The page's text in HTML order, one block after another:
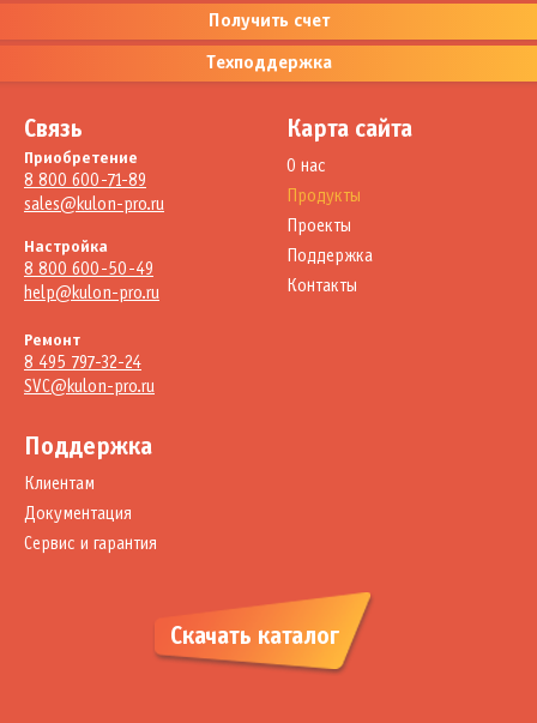
Получить счет
Техподдержка
Связь
Приобретение
8 800 600-71-89
sales@kulon-pro.ru
Настройка
8 800 600-50-49
help@kulon-pro.ru
Ремонт
8 495 797-32-24
SVC@kulon-pro.ru
Карта сайта
О нас
Продукты
Проекты
Поддержка
Контакты
Поддержка
Клиентам
Документация
Сервис и гарантия
Скачать каталог